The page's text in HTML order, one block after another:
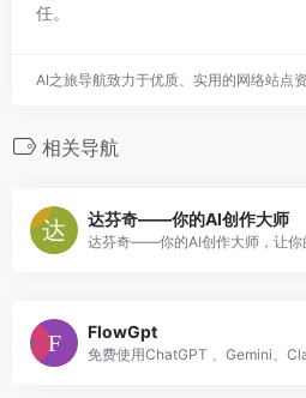
任。
AI之旅导航致力于优质、实用的网络站点
相关导航
达芬奇——你的AI创作大师
FlowGpt